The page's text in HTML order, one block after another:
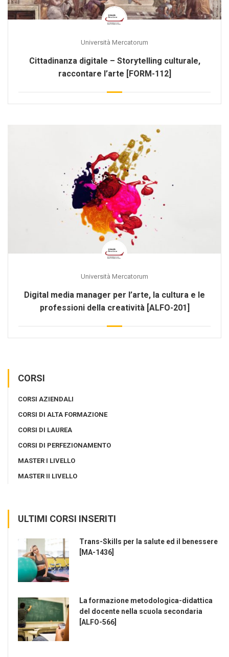
Università Mercatorum
Cittadinanza digitale – Storytelling culturale,
raccontare l’arte [FORM-112]
Università Mercatorum
Digital media manager per l’arte, la cultura e le
professioni della creatività [ALFO-201]
CORSI
CORSI AZIENDALI
CORSI DI ALTA FORMAZIONE
CORSI DI LAUREA
CORSI DI PERFEZIONAMENTO
MASTER I LIVELLO
MASTER II LIVELLO
ULTIMI CORSI INSERITI
Trans-Skills per la salute ed il benessere
[MA-1436]
La formazione metodologica-didattica
del docente nella scuola secondaria
[ALFO-566]